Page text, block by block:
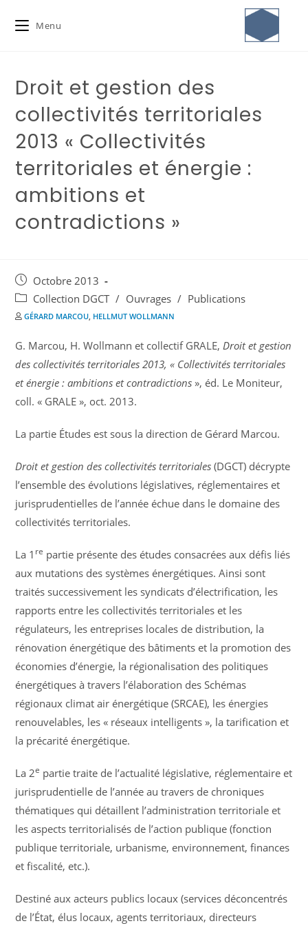
Menu
Droit et gestion des
collectivités territoriales
2013 « Collectivités
territoriales et énergie :
ambitions et
contradictions »
Octobre 2013
Collection DGCT / Ouvrages / Publications
GÉRARD MARCOU, HELLMUT WOLLMANN
G. Marcou, H. Wollmann et collectif GRALE,Droit et gestion
des collectivités territoriales 2013, « Collectivités territoriales
et énergie : ambitions et contradictions», éd. Le Moniteur,
coll. « GRALE », oct. 2013.
La partie Études est sous la direction de Gérard Marcou.
Droit et gestion des collectivités territoriales(DGCT) décrypte
l’ensemble des évolutions législatives, réglementaires et
jurisprudentielles de l’année échue dans le domaine des
collectivités territoriales.
La 1 re partie présente des études consacrées aux défis liés
aux mutations des systèmes énergétiques. Ainsi sont
traités successivement les syndicats d’électrification, les
rapports entre les collectivités territoriales et les
régulateurs, les entreprises locales de distribution, la
rénovation énergétique des bâtiments et la promotion des
économies d’énergie, la régionalisation des politiques
énergétiques à travers l’élaboration des Schémas
régionaux climat air énergétique (SRCAE), les énergies
renouvelables, les « réseaux intelligents », la tarification et
la précarité énergétique.
La 2e partie traite de l’actualité législative, réglementaire et
jurisprudentielle de l’année au travers de chroniques
thématiques qui détaillent l’administration territoriale et
les aspects territorialisés de l’action publique (fonction
publique territoriale, urbanisme, environnement, finances
et fiscalité, etc.).
Destiné aux acteurs publics locaux (services déconcentrés
de l’État, élus locaux, agents territoriaux, directeurs